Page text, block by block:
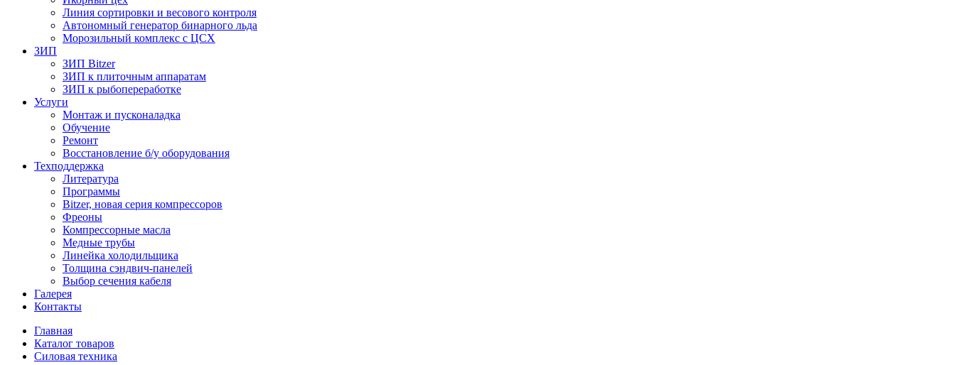
Линия сортировки и весового контроля
Автономный генератор бинарного льда
Морозильный комплекс с ЦСХ
ЗИП
ЗИП Bitzer
ЗИП к плиточным аппаратам
ЗИП к рыбопереработке
Услуги
Монтаж и пусконаладка
Обучение
Ремонт
Восстановление б/у оборудования
Техподдержка
Литература
Программы
Bitzer, новая серия компрессоров
Фреоны
Компрессорные масла
Медные трубы
Линейка холодильщика
Толщина сэндвич-панелей
Выбор сечения кабеля
Галерея
Контакты
Главная
Каталог товаров
Силовая техника